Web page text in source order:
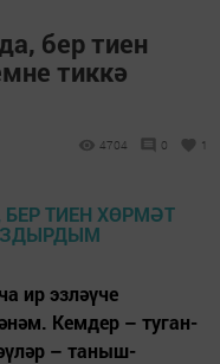
бер тиен
тиккә
4704 0 1
ир эзләүче
Кемдер – туган-
– таныш-